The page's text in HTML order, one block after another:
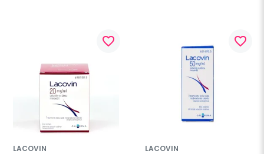
favorite_border
LACOVIN
favorite_border
LACOVIN